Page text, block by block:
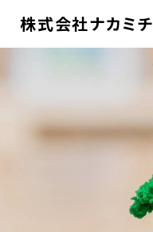
株式会社ナカミチ